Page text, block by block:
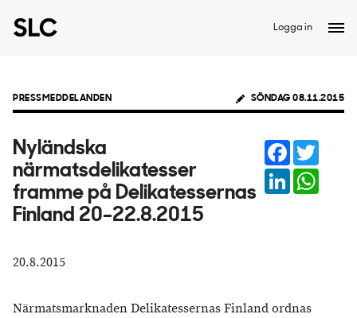
Logga in
PRESSMEDDELANDEN SÖNDAG 08.11.2015
Nyländska
närmatsdelikatesser
framme på Delikatessernas
Finland 20–22.8.2015
Facebook
LinkedIn
20.8.2015
Närmatsmarknaden Delikatessernas Finland ordnas